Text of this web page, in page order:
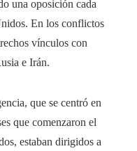
una oposición cada
En los conflictos
vínculos con
e Irán.
que se centró en
que comenzaron el
estaban dirigidos a